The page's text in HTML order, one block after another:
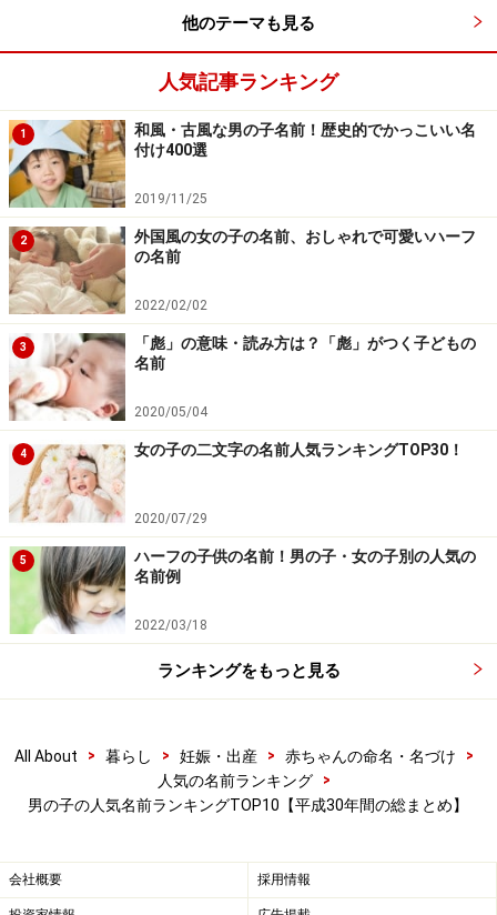
そして年号を記念する名づけもあり、大正時代は「正」
の字が、昭和の時代には「昭」「和」の字が名前に多く
使われました。平成になった後は「翔平」という男の子
の名が流行しましたが、ただ平の字はもともと昭和の時
代から男の子によく使われていた字で、実は平成の時代
にとくに年号を記念する名づけが増えた、という形跡は
ありません。
また人気の名前というのは、年によって順位が変わるこ
とはあっても、名前そのものはあまり大きく変化はしま
せん。しかし「名づけ」に関しては平成の30年間の中で
は特徴的な傾向というものも見られました。次より傾向
を1つずつ考察していきます。
平成の男の子の名前は、音やイメージから
作る名前が主流に
昔の男の子の名づけといえば、好きな漢字を決め、それ
に単純に「男」「夫」「雄」などの字をつける、という
ではなく、音やイメージを浮かべながら名前を考えるこ
とが主流になりました。この名づけは親の好み、本音が
表現されやすく、平成の名づけの良い所といえます。
ちなみに「ゆうゆう」「ゆったり」という言葉が示すよ
うに、ユの音はゆとりをあらわしますが、平成の終わり
他のテーマも見る
人気記事ランキング
1
和風・古風な男の子名前！歴史的でかっこいい名
付け400選
2019/11/25
2
外国風の女の子の名前、おしゃれで可愛いハーフ
の名前
2022/02/02
3
「彪」の意味・読み方は？「彪」がつく子どもの
名前
2020/05/04
4 女の子の二文字の名前人気ランキングTOP30！
2020/07/29
5
ハーフの子供の名前！男の子・女の子別の人気の
名前例
2022/03/18
ランキングをもっと見る
All About > 暮らし > 妊娠・出産 > 赤ちゃんの命名・名づけ
>
人気の名前ランキング
>
男の子の人気名前ランキングTOP10【平成30年間の総まとめ】
会社概要 採用情報